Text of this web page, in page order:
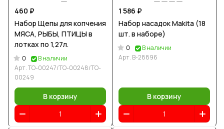
460 ₽
Набор Щепы для копчения
МЯСА, РЫБЫ, ПТИЦЫ в
лотках по 1,27л.
0
В наличии
Арт.TO-00247/TO-00248/TO-
00249
В корзину
1 586 ₽
Набор насадок Makita (18
шт. в наборе)
0
В наличии
Арт. B-28896
В корзину